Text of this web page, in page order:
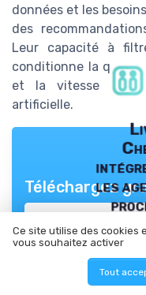
données et les
des
Leur capacité à
conditionne la
et la vitesse
artificielle.
les
Téléchargez
*En remplissant ce
des fins
Ce site utilise des cookies
vous souhaitez activer
Tout